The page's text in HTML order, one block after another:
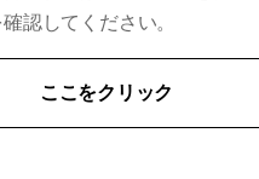
認してください。
ここをクリック